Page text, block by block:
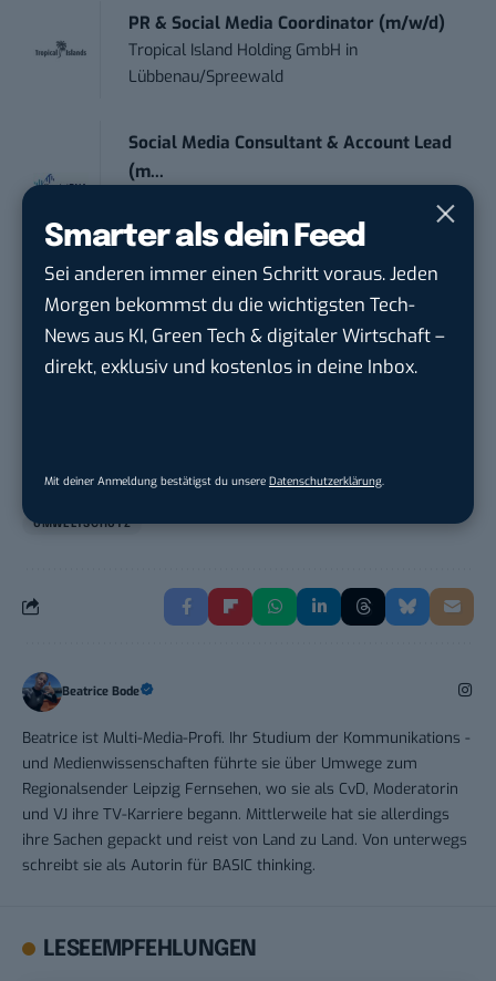
Smarter als dein Feed
Sei anderen immer einen Schritt voraus. Jeden
Morgen bekommst du die wichtigsten Tech-
News aus KI, Green Tech & digitaler Wirtschaft –
direkt, exklusiv und kostenlos in deine Inbox.
Mit deiner Anmeldung bestätigst du unsere Datenschutzerklärung
PR & Social Media Coordinator (m/w/d)
Tropical Island Holding GmbH in
Lübbenau/Spreewald
Social Media Consultant & Account Lead
(m...
Frankfurt am Main
.wtv Württemberger Medien GmbH & ...in
Heilbronn, F...
UMWELTSCHUTZ
Beatrice Bode
Beatrice ist Multi-Media-Profi. Ihr Studium der Kommunikations -
und Medienwissenschaften führte sie über Umwege zum
Regionalsender Leipzig Fernsehen, wo sie als CvD, Moderatorin
und VJ ihre TV-Karriere begann. Mittlerweile hat sie allerdings
ihre Sachen gepackt und reist von Land zu Land. Von unterwegs
schreibt sie als Autorin für BASIC thinking.
LESEEMPFEHLUNGEN